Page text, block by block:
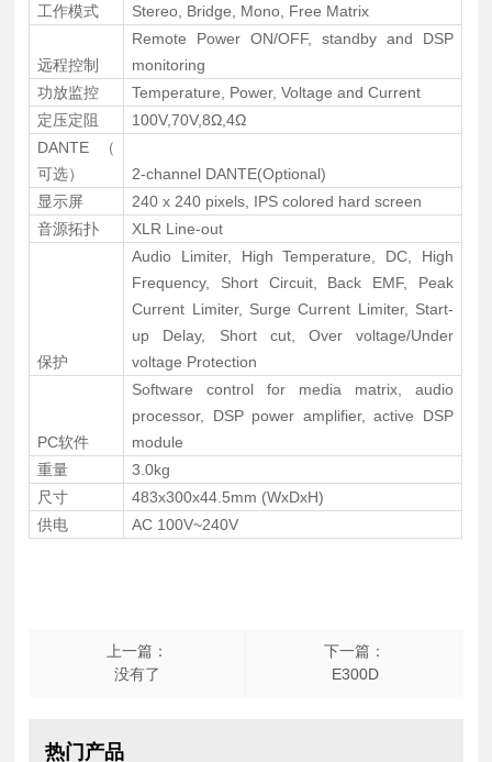
工作模式
Stereo, Bridge, Mono, Free Matrix
远程控制
Remote Power ON/OFF, standby and DSP
monitoring
功放监控
Temperature, Power, Voltage and Current
定压定阻
100V,70V,8Ω,4Ω
DANTE（
可选）
2-channel DANTE(Optional)
显示屏
240 x 240 pixels, IPS colored hard screen
音源拓扑
XLR Line-out
保护
Audio Limiter, High Temperature, DC, High
Frequency, Short Circuit, Back EMF, Peak
Current Limiter, Surge Current Limiter, Start-
up Delay, Short cut, Over voltage/Under
voltage Protection
PC软件
Software control for media matrix, audio
processor, DSP power amplifier, active DSP
module
重量
3.0kg
尺寸
483x300x44.5mm (WxDxH)
供电
AC 100V~240V
上一篇：
没有了
下一篇：
E300D
热门产品